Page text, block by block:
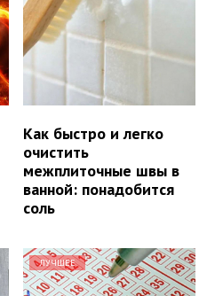
Как быстро и легко
очистить
межплиточные швы в
ванной: понадобится
соль
ЛУЧШЕЕ